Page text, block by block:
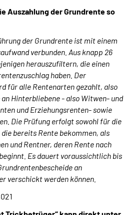
Auszahlung der Grundrente so
der Grundrente ist mit einem
verbunden. Aus knapp 26
herauszufiltern, die einen
haben. Der
für alle Rentenarten gezahlt, also
Hinterbliebene - also Witwen- und
und Erziehungsrenten- sowie
Die Prüfung erfolgt sowohl für die
bereits Rente bekommen, als
und Rentner, deren Rente nach
Es dauert voraussichtlich bis
an
verschickt werden können.